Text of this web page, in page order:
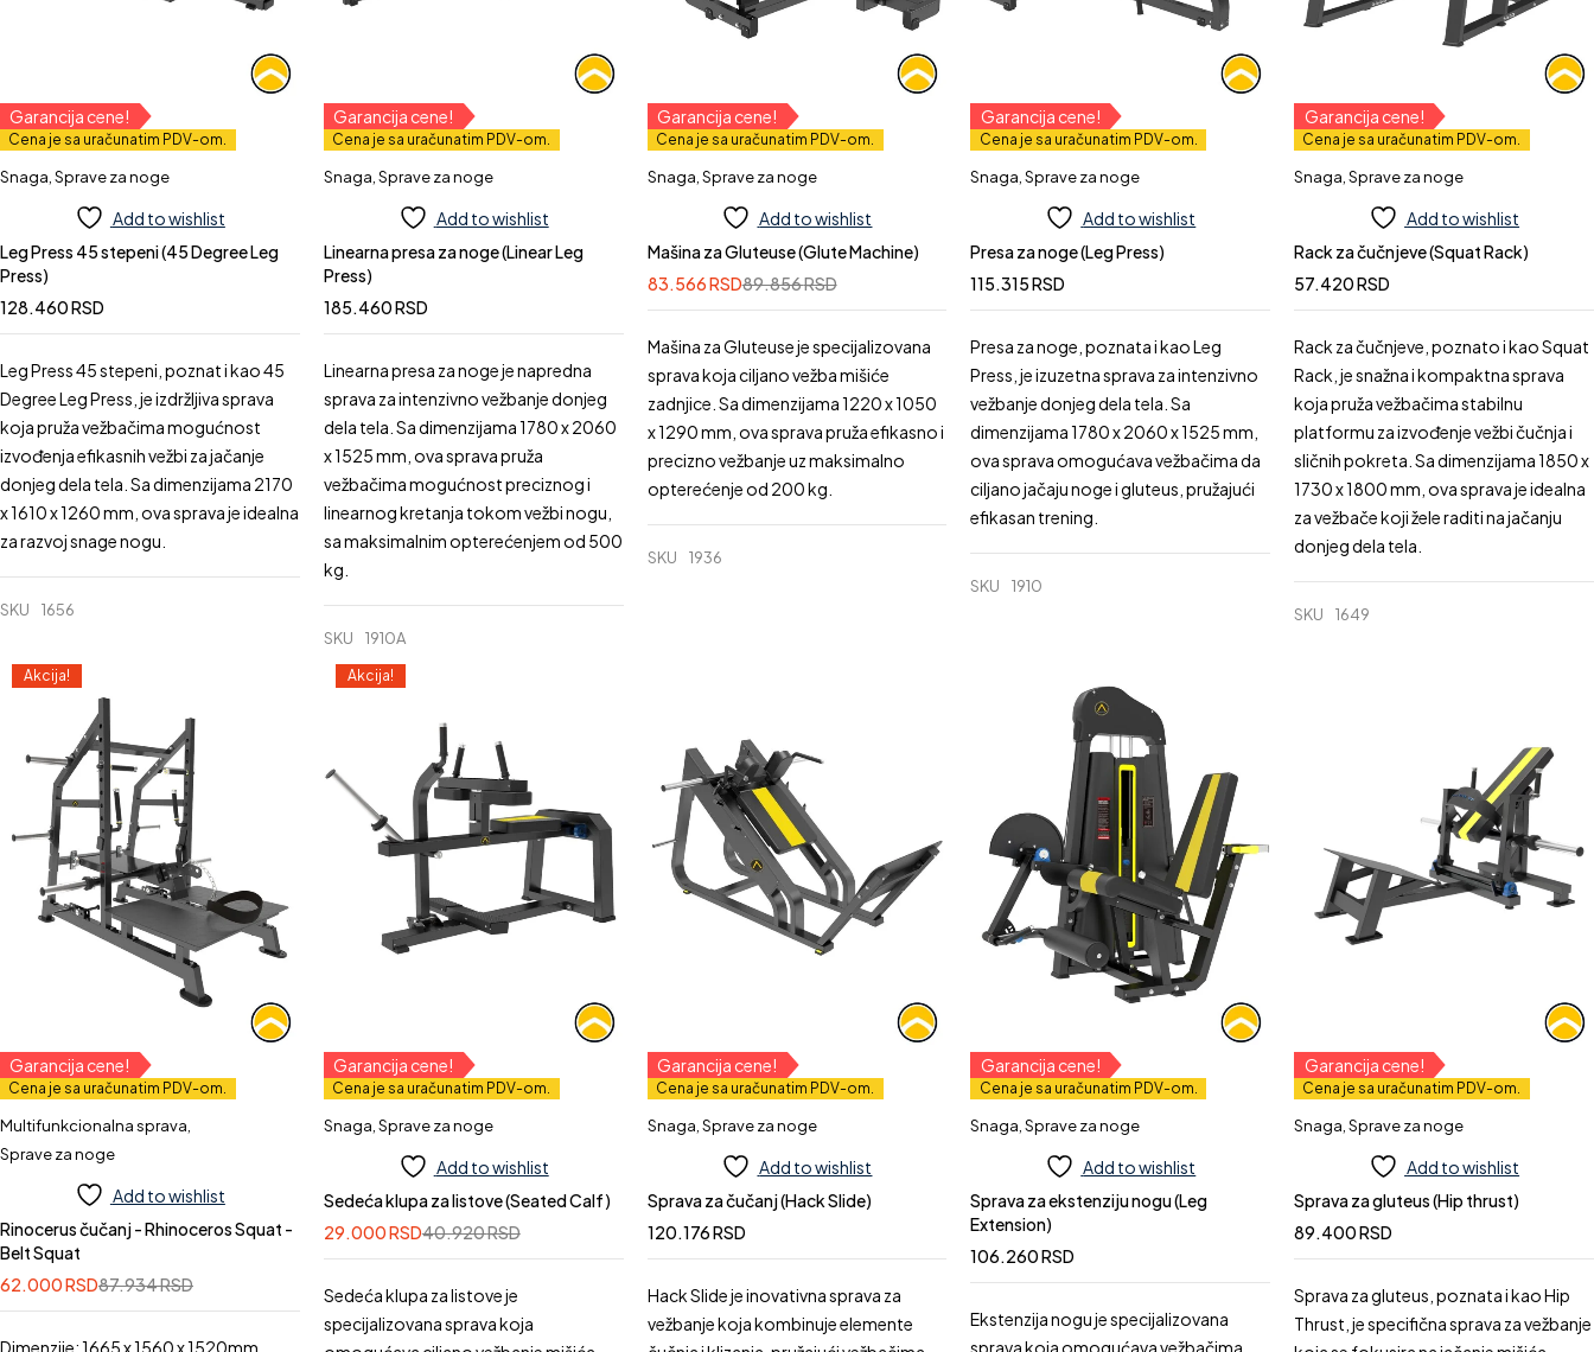
Garancija cene!
Cena je sa uračunatim PDV-om.
Snaga Sprave za noge
Add to wishlist
Leg Press 45 stepeni (45 Degree Leg
Press)
128.460RSD
Leg Press 45 stepeni, poznat i kao 45
Degree Leg Press, je izdržljiva sprava
koja pruža vežbačima mogućnost
izvođenja efikasnih vežbi za jačanje
donjeg dela tela. Sa dimenzijama 2170
x 1610 x 1260 mm, ova sprava je idealna
za razvoj snage nogu.
SKU 1656
Garancija cene!
Cena je sa uračunatim PDV-om.
Snaga Sprave za noge
Add to wishlist
Linearna presa za noge (Linear Leg
Press)
185.460RSD
Linearna presa za noge je napredna
sprava za intenzivno vežbanje donjeg
dela tela. Sa dimenzijama 1780 x 2060
x 1525 mm, ova sprava pruža
vežbačima mogućnost preciznog i
linearnog kretanja tokom vežbi nogu,
sa maksimalnim opterećenjem od 500
kg.
SKU 1910A
Garancija cene!
Cena je sa uračunatim PDV-om.
Snaga Sprave za noge
Add to wishlist
Mašina za Gluteuse (Glute Machine)
89.856RSD
83.566RSD
Mašina za Gluteuse je specijalizovana
sprava koja ciljano vežba mišiće
zadnjice. Sa dimenzijama 1220 x 1050
x 1290 mm, ova sprava pruža efikasno i
precizno vežbanje uz maksimalno
opterećenje od 200 kg.
SKU 1936
Garancija cene!
Cena je sa uračunatim PDV-om.
Snaga ,Sprave za noge
Add to wishlist
Presa za noge (Leg Press)
115.315RSD
Presa za noge, poznata i kao Leg
Press, je izuzetna sprava za intenzivno
vežbanje donjeg dela tela. Sa
dimenzijama 1780 x 2060 x 1525 mm,
ova sprava omogućava vežbačima da
ciljano jačaju noge i gluteus, pružajući
efikasan trening.
SKU 1910
Garancija cene!
Cena je sa uračunatim PDV-om.
Snaga ,Sprave za noge
Add to wishlist
Rack za čučnjeve (Squat Rack)
57.420RSD
Rack za čučnjeve, poznato i kao Squat
Rack, je snažna i kompaktna sprava
koja pruža vežbačima stabilnu
platformu za izvođenje vežbi čučnja i
sličnih pokreta. Sa dimenzijama 1850 x
1730 x 1800 mm, ova sprava je idealna
za vežbače koji žele raditi na jačanju
donjeg dela tela.
SKU 1649
Garancija cene!
Cena je sa uračunatim PDV-om.
Akcija!
Multifunkcionalna sprava
Sprave za noge
Add to wishlist
Rinocerus čučanj - Rhinoceros Squat -
Belt Squat
87.934RSD
62.000RSD
Dimenzije: 1665 x 1560 x 1520mm
Garancija cene!
Cena je sa uračunatim PDV-om.
Akcija!
Snaga Sprave za noge
Add to wishlist
Sedeća klupa za listove (Seated Calf)
40.920RSD
29.000RSD
Sedeća klupa za listove je
specijalizovana sprava koja
Garancija cene!
Cena je sa uračunatim PDV-om.
Snaga Sprave za noge
Add to wishlist
Sprava za čučanj (Hack Slide)
120.176RSD
Hack Slide je inovativna sprava za
vežbanje koja kombinuje elemente
Garancija cene!
Cena je sa uračunatim PDV-om.
Snaga ,Sprave za noge
Add to wishlist
Sprava za ekstenziju nogu (Leg
Extension)
106.260RSD
Ekstenzija nogu je specijalizovana
sprava koja omogućava vežbačima
Garancija cene!
Cena je sa uračunatim PDV-om.
Snaga ,Sprave za noge
Add to wishlist
Sprava za gluteus (Hip thrust)
89.400RSD
Sprava za gluteus, poznata i kao Hip
Thrust, je specifična sprava za vežbanje